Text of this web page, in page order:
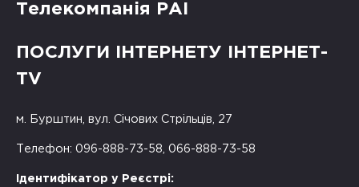
Телекомпанія РАІ
ПОСЛУГИ ІНТЕРНЕТУ ІНТЕРНЕТ-
TV
м. Бурштин, вул. Січових Стрільців, 27
Телефон: 096-888-73-58, 066-888-73-58
Ідентифікатор у Реєстрі: